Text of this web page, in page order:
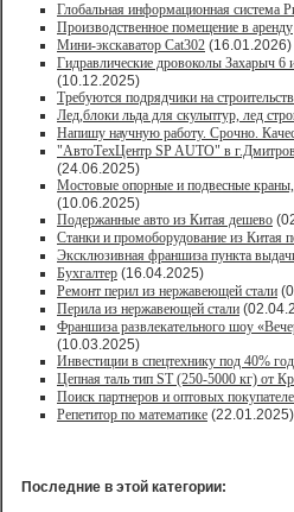
Глобальная информационная система
Производственное помещение в аренду
Мини-экскаватор Cat302 (16.01.2026)
Гидравлические дровоколы Захарыч 6
(10.12.2025)
Требуются подрядчики на
Лед,блоки льда для скульптур, лед
Напишу научную работу. Срочно.
"АвтоТехЦентр SP AUTO" в
(24.06.2025)
Мостовые опорные и подвесные
(10.06.2025)
Подержанные авто из Китая дешево
Станки и промоборудование из Китая
Эксклюзивная франшиза пункта
Бухгалтер (16.04.2025)
Ремонт перил из нержавеющей стали
Перила из нержавеющей стали
Франшиза развлекательного шоу
(10.03.2025)
Инвестиции в спецтехнику под 40%
Цепная таль тип ST (250-5000 кг) от
Поиск партнеров и оптовых
Репетитор по математике (22.01.2025)
Последние в этой категории: